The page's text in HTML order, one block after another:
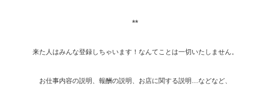
**
来た人はみんな登録しちゃいます！なんてことは一切いたしません。
お仕事内容の説明、報酬の説明、お店に関する説明…などなど、